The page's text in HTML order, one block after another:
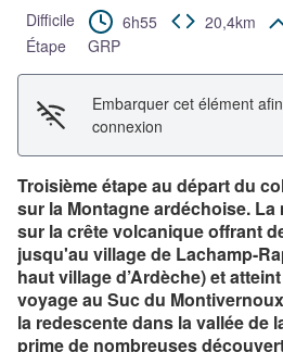
Difficile
6h55 20,4km
Étape
GRP
Embarquer cet élément
connexion
Troisième étape au départ du
sur la Montagne ardéchoise.
sur la crête volcanique offrant
jusqu'au village de Lachamp-
haut village d’Ardèche) et
voyage au Suc du
la redescente dans la vallée de
prime de nombreuses